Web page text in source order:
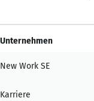
Unternehmen
New Work SE
Karriere